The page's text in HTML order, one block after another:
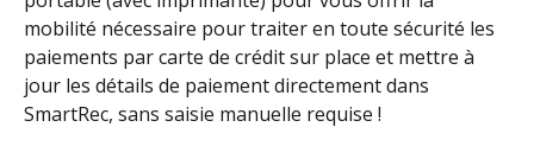
mobilité nécessaire pour traiter en toute sécurité les
paiements par carte de crédit sur place et mettre à
jour les détails de paiement directement dans
SmartRec, sans saisie manuelle requise !